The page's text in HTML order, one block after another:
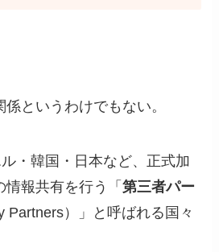
というわけでもない。
・韓国・日本など、正式加
情報共有を行う「第三者パー
Partners）」と呼ばれる国々